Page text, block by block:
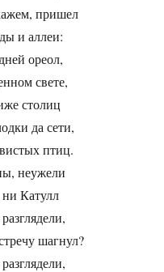
пришел
и аллеи:
ореол,
свете,
столиц
да сети,
птиц.
неужели
Катулл
шагнул?